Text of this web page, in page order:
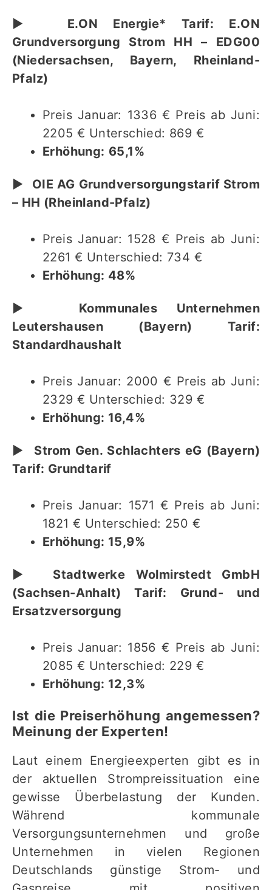
▶︎ E.ON Energie* Tarif: E.ON
Grundversorgung Strom HH – EDG00
(Niedersachsen, Bayern, Rheinland-
Pfalz)
Preis Januar: 1336 € Preis ab Juni:
2205 € Unterschied: 869 €
Erhöhung: 65,1%
▶︎ OIE AG Grundversorgungstarif Strom
– HH (Rheinland-Pfalz)
Preis Januar: 1528 € Preis ab Juni:
2261 € Unterschied: 734 €
Erhöhung: 48%
▶︎ Kommunales Unternehmen
Leutershausen (Bayern) Tarif:
Standardhaushalt
Preis Januar: 2000 € Preis ab Juni:
2329 € Unterschied: 329 €
Erhöhung: 16,4%
▶︎ Strom Gen. Schlachters eG (Bayern)
Tarif: Grundtarif
Preis Januar: 1571 € Preis ab Juni:
1821 € Unterschied: 250 €
Erhöhung: 15,9%
▶︎ Stadtwerke Wolmirstedt GmbH
(Sachsen-Anhalt) Tarif: Grund- und
Ersatzversorgung
Preis Januar: 1856 € Preis ab Juni:
2085 € Unterschied: 229 €
Erhöhung: 12,3%
Ist die Preiserhöhung angemessen?
Meinung der Experten!
Laut einem Energieexperten gibt es in
der aktuellen Strompreissituation eine
gewisse Überbelastung der Kunden.
Während kommunale
Versorgungsunternehmen und große
Unternehmen in vielen Regionen
Deutschlands günstige Strom- und